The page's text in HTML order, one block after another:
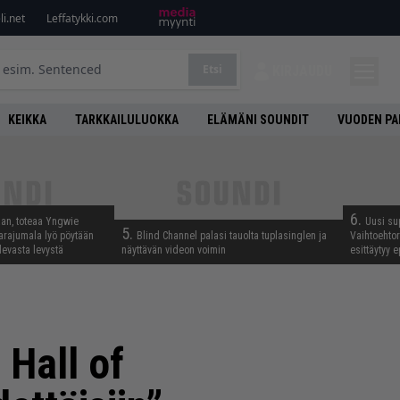
Leffatykki.com
KEIKKA TARKKAILULUOKKA ELÄMÄNI SOUNDIT VUODEN
toteaa Yngwie
lyö pöytään
levystä
5. Blind Channel palasi tauolta tuplasinglen ja
näyttävän videon voimin
6. Uusi
esittäytyy
Hall of